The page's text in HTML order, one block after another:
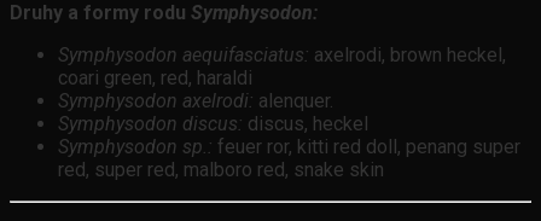
Druhy a formy rodu Symphysodon:
Symphysodon aequifasciatus: axelrodi, brown heckel,
coari green, red, haraldi
Symphysodon axelrodi: alenquer.
Symphysodon discus: discus, heckel
Symphysodon sp.: feuer ror, kitti red doll, penang super
red, super red, malboro red, snake skin